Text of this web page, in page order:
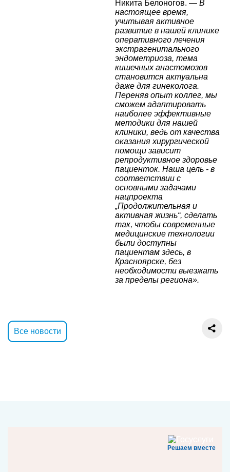
Никита Белоногов. — В
настоящее время,
учитывая активное
развитие в нашей клинике
оперативного лечения
экстрагенитального
эндометриоза, тема
кишечных анастомозов
становится актуальна
даже для гинеколога.
Переняв опыт коллег, мы
сможем адаптировать
наиболее эффективные
методики для нашей
клиники, ведь от качества
оказания хирургической
помощи зависит
репродуктивное здоровье
пациенток. Наша цель - в
соответствии с
основными задачами
нацпроекта
„Продолжительная и
активная жизнь“, сделать
так, чтобы современные
медицинские технологии
были доступны
пациентам здесь, в
Красноярске, без
необходимости выезжать
за пределы региона».
Все новости
Решаем вместе